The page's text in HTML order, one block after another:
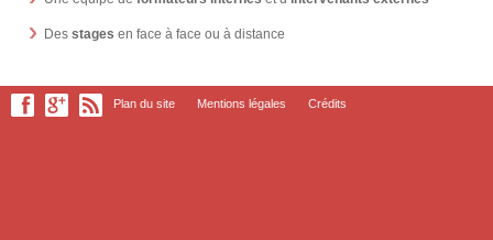
Des stages en face à face ou à distance
Plan du site Mentions légales Crédits